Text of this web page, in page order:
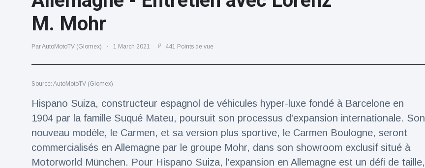
Voyage et aventure
Dernières nouvelles
2023 Citroën
ë-C3 Reveal
18 March
Points de vue
Ferrari SP-8 -
Le Roadster
dérivé de la
F8 Spider est
Points de vue
M. Mohr
Par AutoMotoTV (Glomex) 1 March 2021 441 Points de vue
Source: AutoMotoTV (Glomex)
Hispano Suiza, constructeur espagnol de véhicules hyper-luxe fondé à Barcelone en
1904 par la famille Suqué Mateu, poursuit son processus d'expansion internationale. Son
nouveau modèle, le Carmen, et sa version plus sportive, le Carmen Boulogne, seront
commercialisés en Allemagne par le groupe Mohr, dans son showroom exclusif situé à
Motorworld München. Pour Hispano Suiza, l'expansion en Allemagne est un défi de taille,